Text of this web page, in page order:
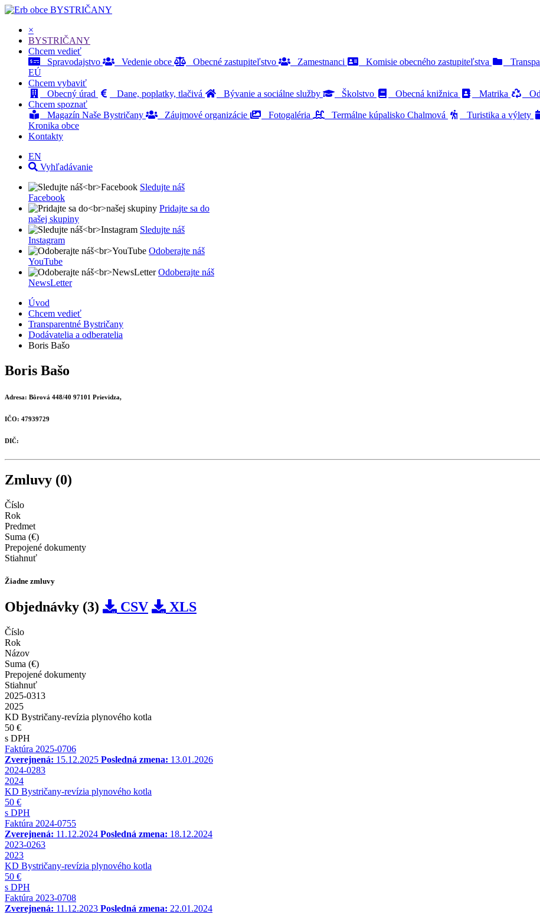
BYSTRIČANY
×
BYSTRIČANY
Chcem vedieť
Spravodajstvo
Vedenie obce Obecné zastupiteľstvo Zamestnanci Komisie obecného zastupiteľstva
EÚ
Chcem vybaviť
Obecný úrad
Dane, poplatky, tlačivá Bývanie a sociálne služby Školstvo Obecná knižnica Matrika
Chcem spoznať
Magazín Naše Bystričany
Záujmové organizácie Fotogaléria Termálne kúpalisko Chalmová Turistika a výlety
Kronika obce
Kontakty
EN
Vyhľadávanie
Sledujte náš
Facebook
Pridajte sa do
našej skupiny
Sledujte náš
Instagram
Odoberajte náš
YouTube
Odoberajte náš
NewsLetter
Úvod
Chcem vedieť
Transparentné Bystričany
Dodávatelia a odberatelia
Boris Bašo
Boris Bašo
Adresa: Bôrová 448/40 97101 Prievidza,
IČO: 47939729
DIČ:
Zmluvy (0)
Číslo
Rok
Predmet
Suma (€)
Prepojené dokumenty
Stiahnuť
Žiadne zmluvy
Objednávky (3) CSV XLS
Číslo
Rok
Názov
Suma (€)
Prepojené dokumenty
Stiahnuť
2025-0313
2025
KD Bystričany-revízia plynového kotla
50 €
s DPH
Faktúra 2025-0706
Zverejnená: 15.12.2025 Posledná zmena: 13.01.2026
2024-0283
2024
KD Bystričany-revízia plynového kotla
50 €
s DPH
Faktúra 2024-0755
Zverejnená: 11.12.2024 Posledná zmena: 18.12.2024
2023-0263
2023
KD Bystričany-revízia plynového kotla
50 €
s DPH
Faktúra 2023-0708
Zverejnená: 11.12.2023 Posledná zmena: 22.01.2024